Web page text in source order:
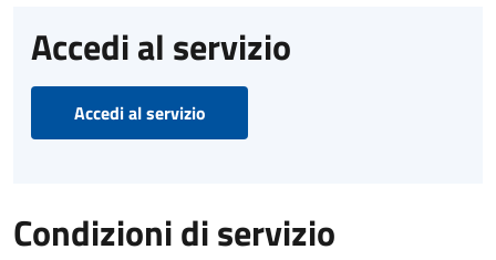
Accedi al servizio
Accedi al servizio
Condizioni di servizio